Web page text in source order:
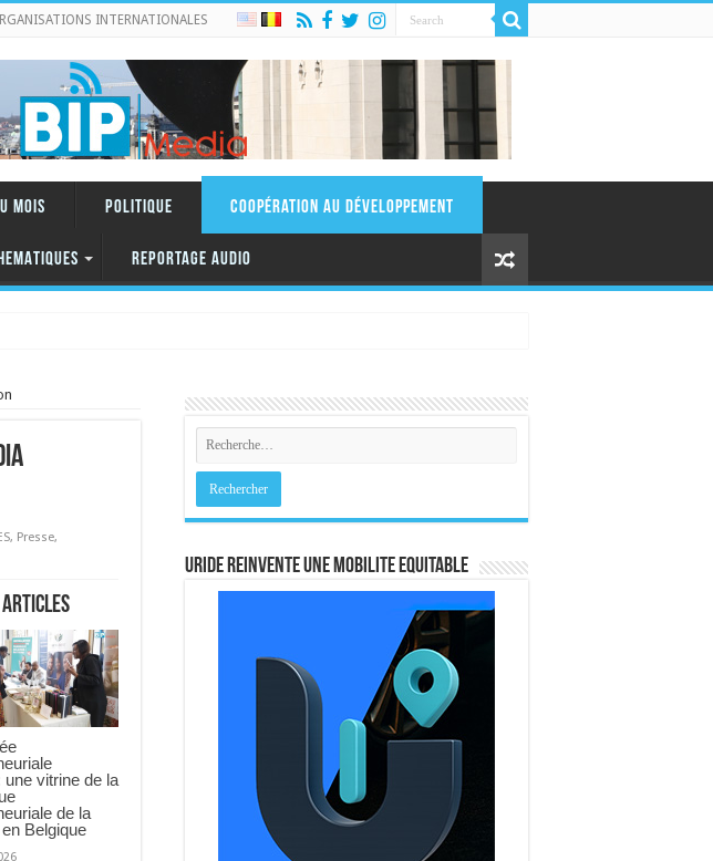
INTERNATIONALES
MOIS Politique Coopération au Développement
REPORTAGE AUDIO
, Presse,
Articles
une vitrine de la
de la
Belgique
URIDE REINVENTE UNE MOBILITE EQUITABLE